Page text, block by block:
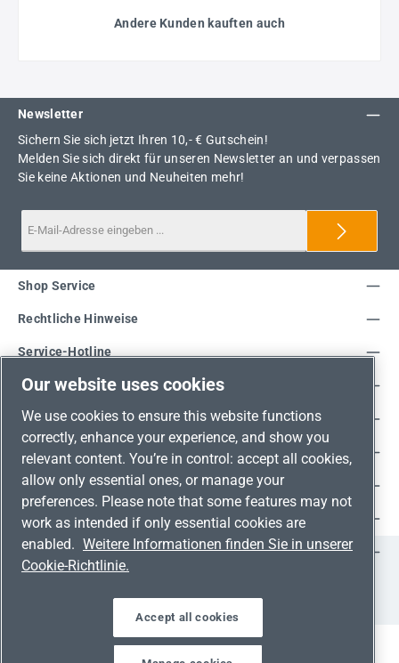
Andere Kunden kauften auch
Newsletter
Sichern Sie sich jetzt Ihren 10,- € Gutschein!
Melden Sie sich direkt für unseren Newsletter an und verpassen
Sie keine Aktionen und Neuheiten mehr!
Service-Hotline
Shop Service
Rechtliche Hinweise
Unsere Vorteile
Versandarten
Zahlungsarten
Adresse
Umweltschutz & Partnerschaft
Jetzt auf Social Media folgen!
FacebookInstagramYouTubeLinkedIn
Our website uses cookies
We use cookies to ensure this website functions
correctly, enhance your experience, and show you
relevant content. You’re in control: accept all cookies,
allow only essential ones, or manage your
preferences. Please note that some features may not
work as intended if only essential cookies are
enabled. Weitere Informationen finden Sie in unserer
Cookie-Richtlinie.
Accept all cookies